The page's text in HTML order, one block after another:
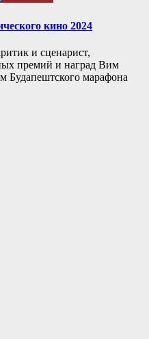
кино 2024
и сценарист,
премий и наград Вим
Будапештского марафона